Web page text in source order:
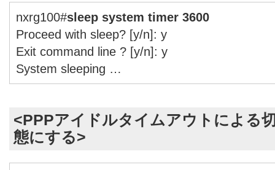
nxrg100#sleep system timer 3600
Proceed with sleep? [y/n]: y
Exit command line ? [y/n]: y
System sleeping …
<PPPアイドルタイムアウトによる
態にする>